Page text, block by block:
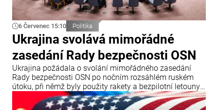
6 Červenec 15:10 Politika
Ukrajina svolává mimořádné
zasedání Rady bezpečnosti OSN
Ukrajina požádala o svolání mimořádného zasedání
Rady bezpečnosti OSN po nočním rozsáhlém ruském
útoku, při němž byly použity rakety a bezpilotní letouny.
Oznámil to ukrajinský ministr zahraničních věcí Andrij
Sybiha.